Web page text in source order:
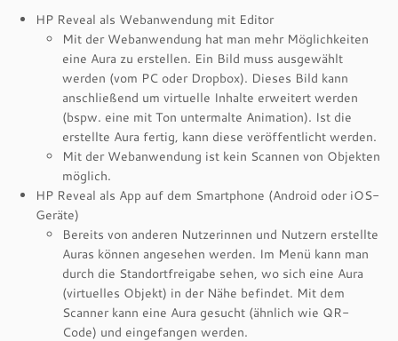
HP Reveal als Webanwendung mit Editor
Mit der Webanwendung hat man mehr Möglichkeiten
eine Aura zu erstellen. Ein Bild muss ausgewählt
werden (vom PC oder Dropbox). Dieses Bild kann
anschließend um virtuelle Inhalte erweitert werden
(bspw. eine mit Ton untermalte Animation). Ist die
erstellte Aura fertig, kann diese veröffentlicht werden.
Mit der Webanwendung ist kein Scannen von Objekten
möglich.
HP Reveal als App auf dem Smartphone (Android oder iOS-
Geräte)
Bereits von anderen Nutzerinnen und Nutzern erstellte
Auras können angesehen werden. Im Menü kann man
durch die Standortfreigabe sehen, wo sich eine Aura
(virtuelles Objekt) in der Nähe befindet. Mit dem
Scanner kann eine Aura gesucht (ähnlich wie QR-
Code) und eingefangen werden.